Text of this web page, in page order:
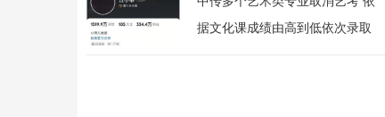
据文化课成绩由高到低依次录取